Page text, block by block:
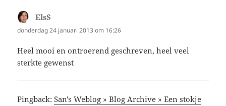
ElsS
donderdag 24 januari 2013 om 16:26
Heel mooi en ontroerend geschreven, heel veel
sterkte gewenst
Pingback:San's Weblog » Blog Archive » Een stokje